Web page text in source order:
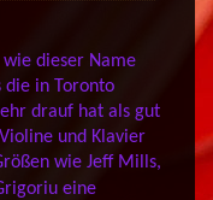
wie dieser Name
die in Toronto
drauf hat als gut
und Klavier
wie Jeff Mills,
eine